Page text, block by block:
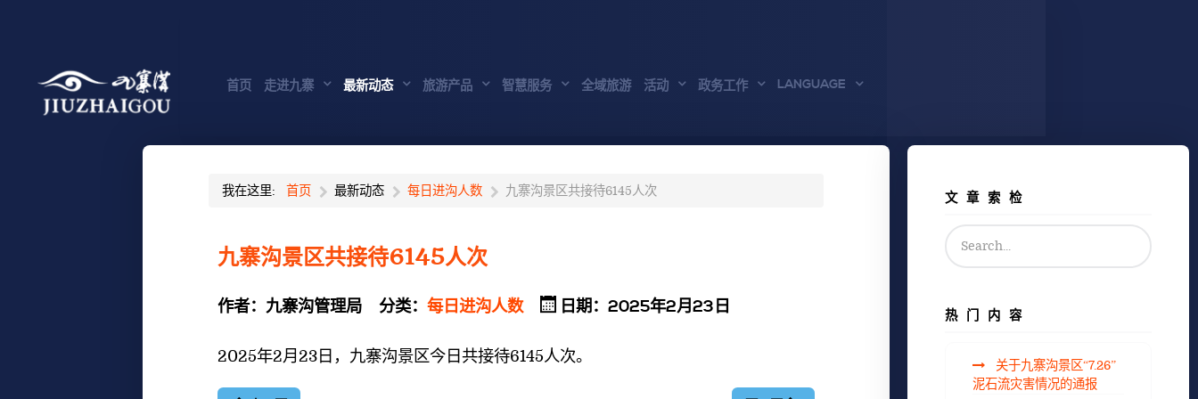
首页 走进九寨 最新动态 旅游产品 智慧服务 全域旅游 活动 政务工作 LANGUAGE
我在这里: 首页 最新动态 每日进沟人数 九寨沟景区共接待6145人次
九寨沟景区共接待6145人次
作者： 九寨沟管理局 分类： 每日进沟人数 日期：2025年2月23日
2025年2月23日，九寨沟景区今日共接待6145人次。
文章索检
热门内容
关于九寨沟景区“7.26”
泥石流灾害情况的通报